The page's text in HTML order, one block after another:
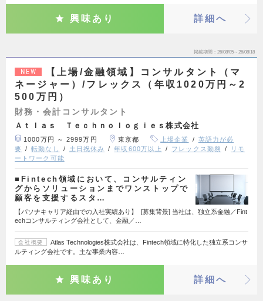
興味あり 詳細へ
掲載期間 26/08/05～26/08/18
NEW
【上場/金融領域】コンサルタント（マ
ネージャー）/フレックス（年収1020万円～2
500万円）
財務・会計コンサルタント
Ａｔｌａｓ Ｔｅｃｈｎｏｌｏｇｉｅｓ株式会社
1000万円 ～ 2999万円 東京都 上場企業
英語力が必
要
転勤なし 土日祝休み 年収600万以上 フレックス勤務
リモ
ートワーク可能
■Fintech領域において、コンサルティン
グからソリューションまでワンストップで
顧客を支援するスタ…
【パソナキャリア経由での入社実績あり】 [募集背景] 当社は、独立系金融／Fint
echコンサルティング会社として、金融／…
会社概要
Atlas Technologies株式会社は、Fintech領域に特化した独立系コンサ
ルティング会社です。主な事業内容…
興味あり 詳細へ